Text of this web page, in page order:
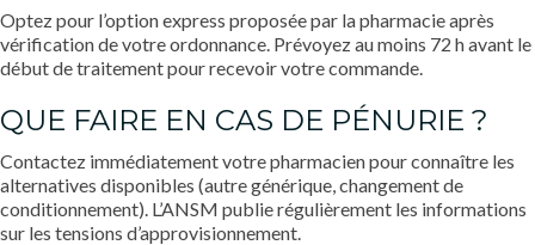
Optez pour l’option express proposée par la pharmacie après
vérification de votre ordonnance. Prévoyez au moins 72 h avant le
début de traitement pour recevoir votre commande.
QUE FAIRE EN CAS DE PÉNURIE ?
Contactez immédiatement votre pharmacien pour connaître les
alternatives disponibles (autre générique, changement de
conditionnement). L’ANSM publie régulièrement les informations
sur les tensions d’approvisionnement.